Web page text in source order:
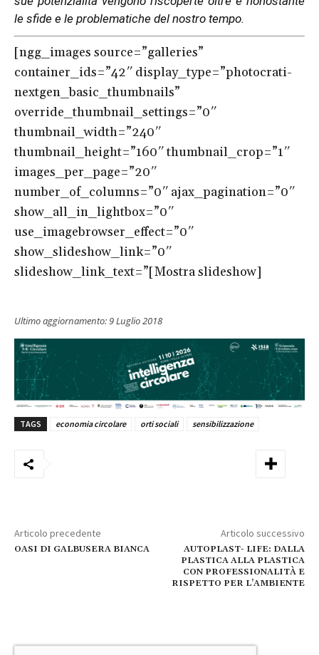
le sfide e le problematiche del nostro tempo.
[ngg_images source=”galleries”
container_ids=”42″ display_type=”photocrati-
nextgen_basic_thumbnails”
override_thumbnail_settings=”0″
thumbnail_width=”240″
thumbnail_height=”160″ thumbnail_crop=”1″
images_per_page=”20″
number_of_columns=”0″ ajax_pagination=”0″
show_all_in_lightbox=”0″
use_imagebrowser_effect=”0″
show_slideshow_link=”0″
slideshow_link_text=”[Mostra slideshow]
Ultimo aggiornamento: 9 Luglio 2018
TAGS economia circolare orti sociali sensibilizzazione
Articolo precedente
OASI DI GALBUSERA BIANCA
Articolo successivo
AUTOPLAST- LIFE: DALLA
PLASTICA ALLA PLASTICA
CON PROFESSIONALITÀ E
RISPETTO PER L’AMBIENTE